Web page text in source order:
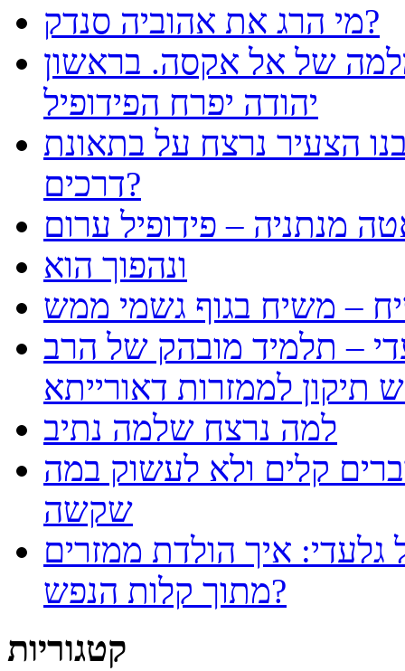
מי הרג את אהוביה סנדק?
של אל אקסה. בראשון
יהודה יפרח הפידופיל
הצעיר נרצח על בתאונת
דרכים?
מנתניה – פידופיל ערום
ונהפוך הוא
– משיח בגוף גשמי ממש
– תלמיד מובהק של הרב
למה נרצח שלמה נתיב
קלים ולא לעשוק במה
שקשה
גלעדי: איך הולדת ממזרים
מתוך קלות הנפש?
קטגוריות